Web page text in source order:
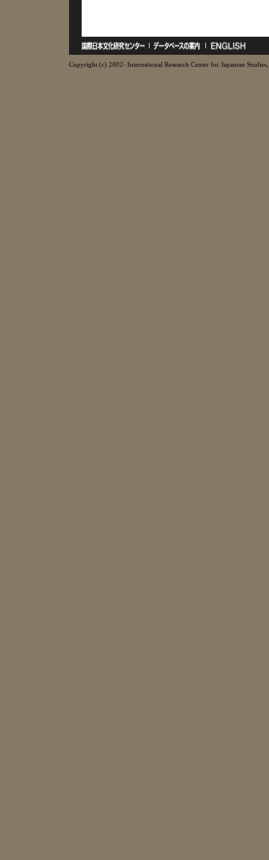
Copyright (c) 2002- International Research Center for Japanese